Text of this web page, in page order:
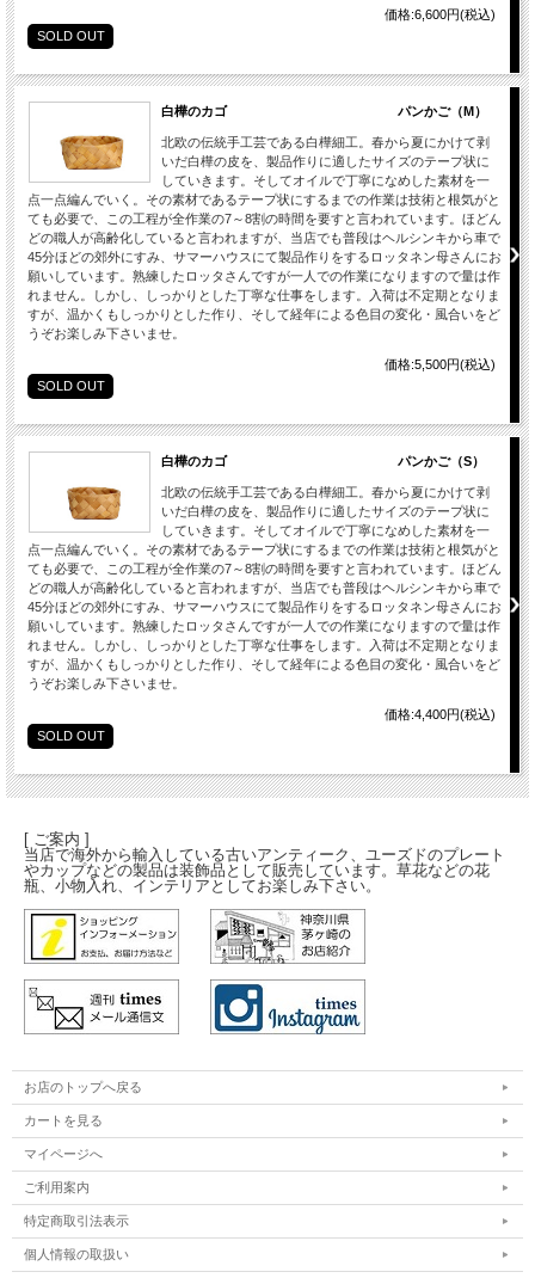
価格:6,600円(税込)
SOLD OUT
白樺のカゴ パンかご（M）
北欧の伝統手工芸である白樺細工。春から夏にかけて剥
いだ白樺の皮を、製品作りに適したサイズのテープ状に
していきます。そしてオイルで丁寧になめした素材を一
点一点編んでいく。その素材であるテープ状にするまでの作業は技術と根気がと
ても必要で、この工程が全作業の7～8割の時間を要すと言われています。ほどん
どの職人が高齢化していると言われますが、当店でも普段はヘルシンキから車で
45分ほどの郊外にすみ、サマーハウスにて製品作りをするロッタネン母さんにお
願いしています。熟練したロッタさんですが一人での作業になりますので量は作
れません。しかし、しっかりとした丁寧な仕事をします。入荷は不定期となりま
すが、温かくもしっかりとした作り、そして経年による色目の変化・風合いをど
うぞお楽しみ下さいませ。
価格:5,500円(税込)
SOLD OUT
白樺のカゴ パンかご（S）
北欧の伝統手工芸である白樺細工。春から夏にかけて剥
いだ白樺の皮を、製品作りに適したサイズのテープ状に
していきます。そしてオイルで丁寧になめした素材を一
点一点編んでいく。その素材であるテープ状にするまでの作業は技術と根気がと
ても必要で、この工程が全作業の7～8割の時間を要すと言われています。ほどん
どの職人が高齢化していると言われますが、当店でも普段はヘルシンキから車で
45分ほどの郊外にすみ、サマーハウスにて製品作りをするロッタネン母さんにお
願いしています。熟練したロッタさんですが一人での作業になりますので量は作
れません。しかし、しっかりとした丁寧な仕事をします。入荷は不定期となりま
すが、温かくもしっかりとした作り、そして経年による色目の変化・風合いをど
うぞお楽しみ下さいませ。
価格:4,400円(税込)
SOLD OUT
[ ご案内 ]
当店で海外から輸入している古いアンティーク、ユーズドのプレート
やカップなどの製品は装飾品として販売しています。草花などの花
瓶、小物入れ、インテリアとしてお楽しみ下さい。
お店のトップへ戻る
カートを見る
マイページへ
ご利用案内
特定商取引法表示
個人情報の取扱い